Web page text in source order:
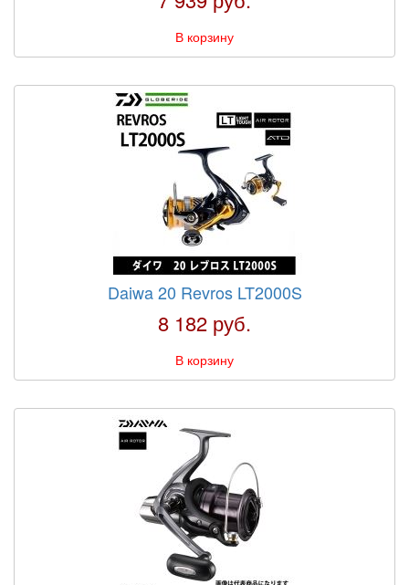
В корзину
Daiwa 20 Revros LT2000S
8 182 руб.
В корзину